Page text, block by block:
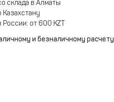
склада в Алматы
Казахстану
России: от 600 KZT
и безналичному расчету